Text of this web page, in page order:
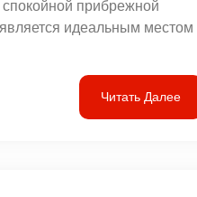
прибрежной
идеальным местом
Читать Далее